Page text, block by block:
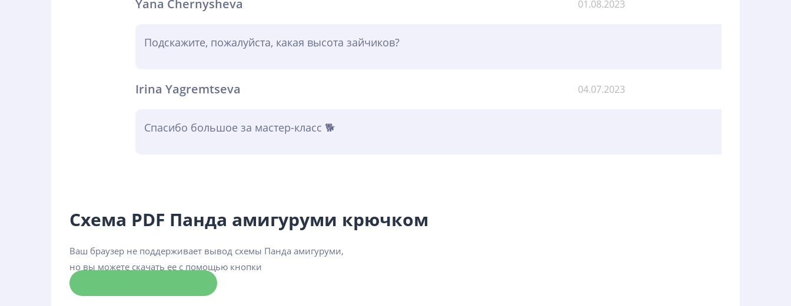
Yana Chernysheva 01.08.2023
Подскажите, пожалуйста, какая высота зайчиков?
Irina Yagremtseva 04.07.2023
Спасибо большое за мастер-класс 🐕
Схема PDF Панда амигуруми крючком
Ваш браузер не поддерживает вывод схемы Панда амигуруми,
но вы можете скачать ее с помощью кнопки